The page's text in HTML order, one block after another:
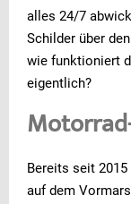
alles 24/7
Schilder über
wie funktioniert
eigentlich?
Bereits seit
auf dem